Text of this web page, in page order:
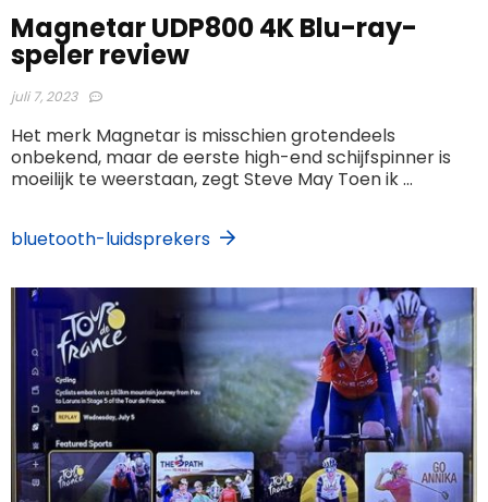
Magnetar UDP800 4K Blu-ray-
speler review
juli 7, 2023
Het merk Magnetar is misschien grotendeels
onbekend, maar de eerste high-end schijfspinner is
moeilijk te weerstaan, zegt Steve May Toen ik ...
bluetooth-luidsprekers